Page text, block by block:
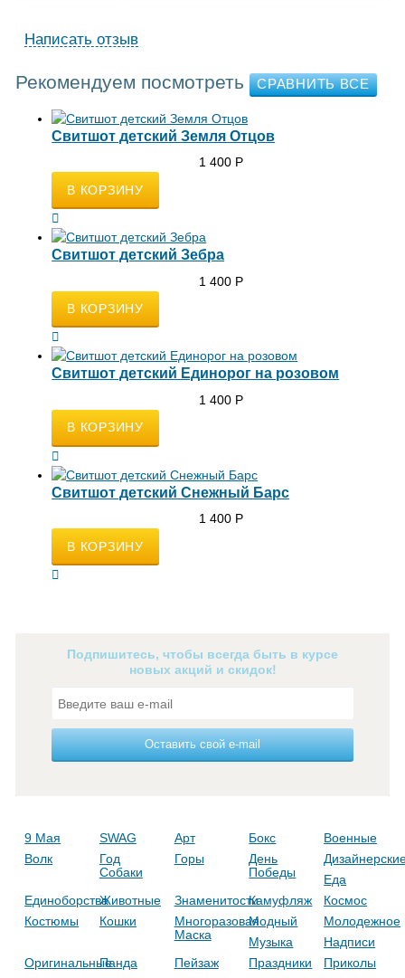
Написать отзыв
Рекомендуем посмотреть
Свитшот детский Земля Отцов
1 400 Р
Свитшот детский Зебра
1 400 Р
Свитшот детский Единорог на розовом
1 400 Р
Свитшот детский Снежный Барс
1 400 Р
Подпишитесь, чтобы всегда быть в курсе
новых акций и скидок!
Оставить свой e-mail
9 Мая SWAG Арт Бокс
Военные
Волк
Год
Собаки
Горы
День
Победы
Еда
ЕдиноборстваЖивотные ЗнаменитостиКамуфляж
Космос
Костюмы
Кошки
Многоразовая
Маска
Модный
Молодежное
Музыка
Надписи
ОригинальныеПанда Пейзаж Праздники
Приколы